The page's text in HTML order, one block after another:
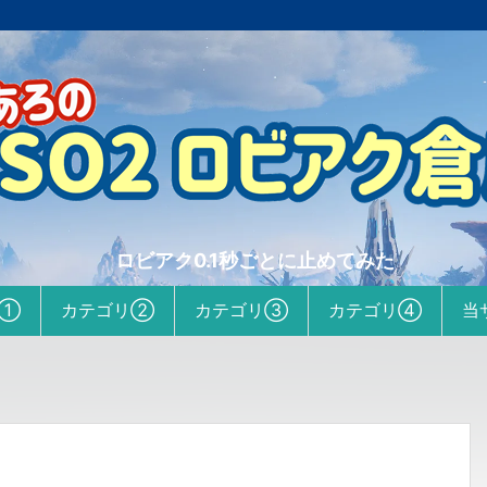
ロビアク0.1秒ごとに止めてみた
① カテゴリ② カテゴリ③ カテゴリ④ 当